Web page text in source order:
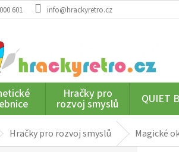
601 info@hrackyretro.cz
Hračky pro
rozvoj smyslů QUIET
Hračky pro rozvoj smyslů Magické